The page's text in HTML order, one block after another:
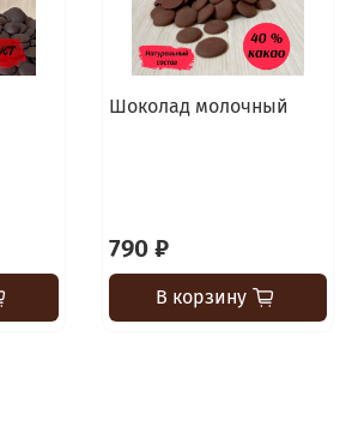
Шоколад молочный
790 ₽
В корзину